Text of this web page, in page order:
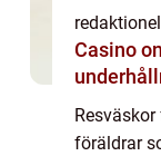
redaktionel
Casino
föräldrar